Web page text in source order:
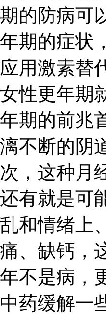
期的防病可
年期的症状
应用激素替
女性更年期
年期的前兆
漓不断的阴
次，这种月
还有就是可
乱和情绪上
痛、缺钙，
年不是病，
中药缓解一